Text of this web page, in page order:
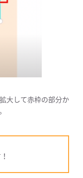
大して赤枠の部分か